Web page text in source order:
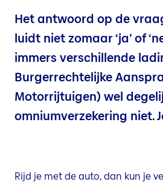
Het antwoord op de
luidt niet zomaar ‘ja’ of
immers verschillende
Burgerrechtelijke
Motorrijtuigen) wel
omniumverzekering niet.
Rijd je met de auto, dan kun je